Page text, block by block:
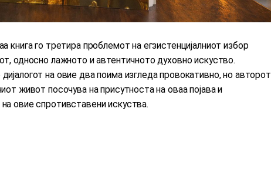
книга го третира проблемот на егзистенцијалниот избор
односно лажното и автентичното духовно искуство.
на овие два поима изгледа провокативно, но авторот
живот посочува на присутноста на оваа појава и
овие спротивставени искуства.